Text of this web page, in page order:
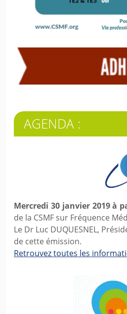
AGENDA :
Mercredi 30 janvier 2019 à
de la CSMF sur Fréquence
Le Dr Luc DUQUESNEL,
de cette émission.
Retrouvez toutes les